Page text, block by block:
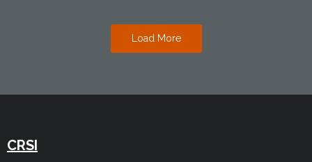
Load More
CRSI